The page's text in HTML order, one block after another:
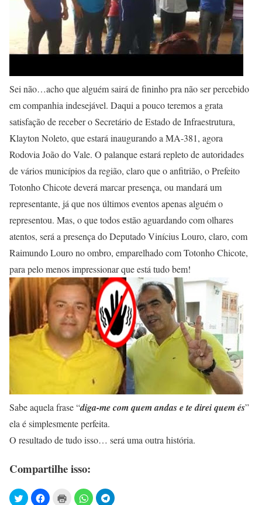
Sei não…acho que alguém sairá de fininho pra não ser percebido
em companhia indesejável. Daqui a pouco teremos a grata
satisfação de receber o Secretário de Estado de Infraestrutura,
Klayton Noleto, que estará inaugurando a MA-381, agora
Rodovia João do Vale. O palanque estará repleto de autoridades
de vários municípios da região, claro que o anfitrião, o Prefeito
Totonho Chicote deverá marcar presença, ou mandará um
representante, já que nos últimos eventos apenas alguém o
representou. Mas, o que todos estão aguardando com olhares
atentos, será a presença do Deputado Vinícius Louro, claro, com
Raimundo Louro no ombro, emparelhado com Totonho Chicote,
para pelo menos impressionar que está tudo bem!
Sabe aquela frase “diga-me com quem andas e te direi quem és”
ela é simplesmente perfeita.
O resultado de tudo isso… será uma outra história.
Compartilhe isso: